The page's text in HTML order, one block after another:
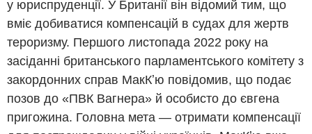
у юриспруденції. У Британії він відомий тим, що
вміє добиватися компенсацій в судах для жертв
тероризму. Першого листопада 2022 року на
засіданні британського парламентського комітету з
закордонних справ МакКʼю повідомив, що подає
позов до «ПВК Вагнера» й особисто до євгена
пригожина. Головна мета — отримати компенсації